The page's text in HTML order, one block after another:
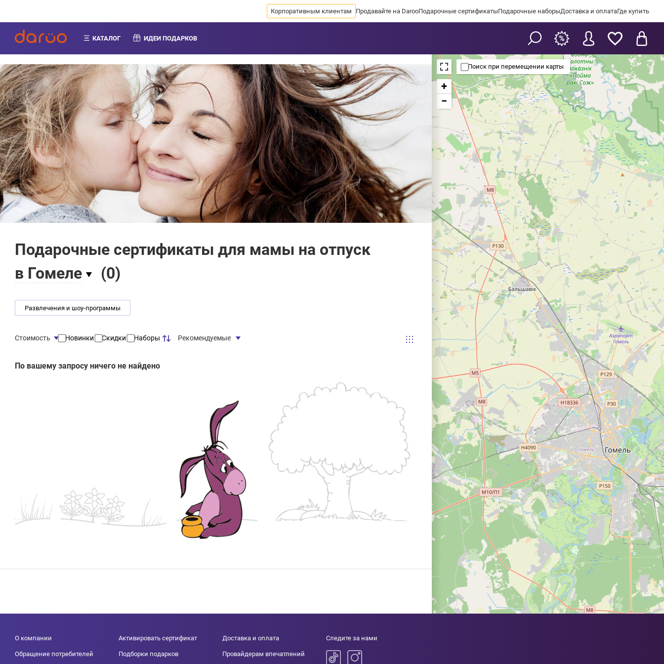
Корпоративным клиентам Продавайте на DarooПодарочные сертификатыПодарочные наборыДоставка и оплатаГде купить
КАТАЛОГ ИДЕИ ПОДАРКОВ
Подарочные сертификаты для мамы на отпуск
в Гомеле
(0)
Развлечения и шоу-программы
Стоимость Новинки Скидки Наборы Рекомендуемые
По вашему запросу ничего не найдено
+
−
Поиск при перемещении карты
О компании
Обращение потребителей
Активировать сертификат
Подборки подарков
Доставка и оплата
Провайдерам впечатлений
Следите за нами